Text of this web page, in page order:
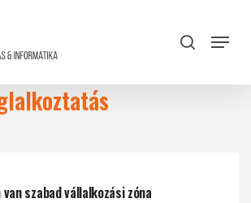
search
Menu
szabad vállalkozási zóna
Close